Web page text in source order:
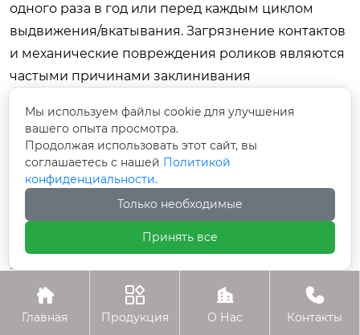
одного раза в год или перед каждым циклом
выдвижения/вкатывания. Загрязнение контактов
и механические повреждения роликов являются
частыми причинами заклинивания
Влияет ли климатическое исполнение на
цену трансформатора?
Да, исполнение УХЛ (для холодного климата)
обычно дороже стандартного исполнения У на
10-15% из-за использования специальных марок
стали, морозостойких уплотнителей,
подогревателей масла и усиленной
теплоизоляции. Однако экономия на этом пункте
для регионов с суровым климатом недопустима,

Главная

Продукция

О Нас

Контакты
Мы используем файлы cookie для улучшения
вашего опыта просмотра.
Продолжая использовать этот сайт, вы
соглашаетесь с нашей Политикой
конфиденциальности.
Только необходимые
Принять все